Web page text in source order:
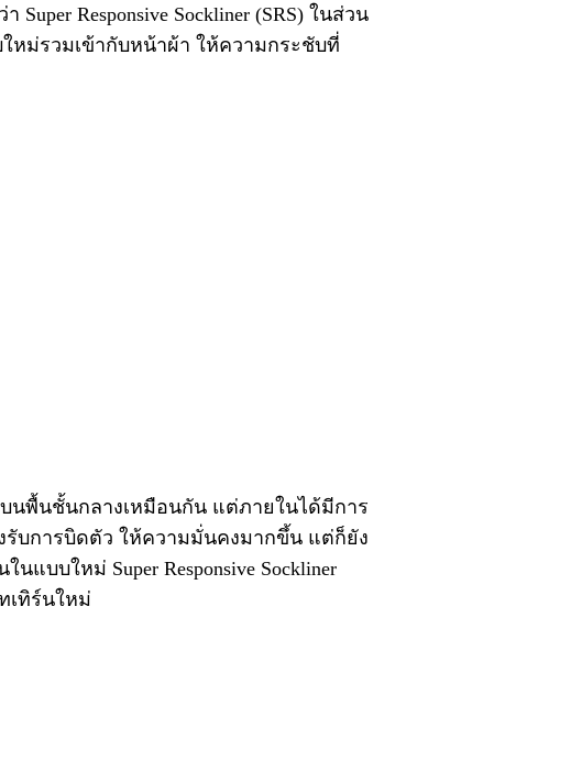
Responsive Sockliner (SRS) ในส่วน
หม่รวมเข้ากับหน้าผ้า ให้ความกระชับที่
บนพื้นชั้นกลางเหมือนกัน แต่ภายในได้มีการ
รับการบิดตัว ให้ความมั่นคงมากขึ้น แต่ก็ยัง
บบใหม่ Super Responsive Sockliner
เทิร์นใหม่